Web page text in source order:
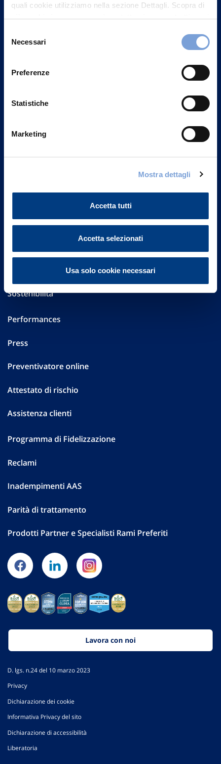
quali cookie utilizziamo nella sezione Dettagli. Scopra di
più su chi siamo, come può contattarci e come trattiamo i
può trovare nel footer del sito nella sezione "Informativa
delNecessari
Preferenze
Statistiche
Marketing
Mostra dettagli
Accetta tutti
Accetta selezionati
Usa solo cookie necessari
Vittoria Assicurazioni S.p.A.
Governance
Altre informazioni
Sostenibilità
Performances
Press
Preventivatore online
Attestato di rischio
Assistenza clienti
Programma di Fidelizzazione
Reclami
Inadempimenti AAS
Parità di trattamento
Prodotti Partner e Specialisti Rami Preferiti
Lavora con noi
D. lgs. n.24 del 10 marzo 2023
Privacy
Dichiarazione dei cookie
Informativa Privacy del sito
Dichiarazione di accessibilità
Liberatoria